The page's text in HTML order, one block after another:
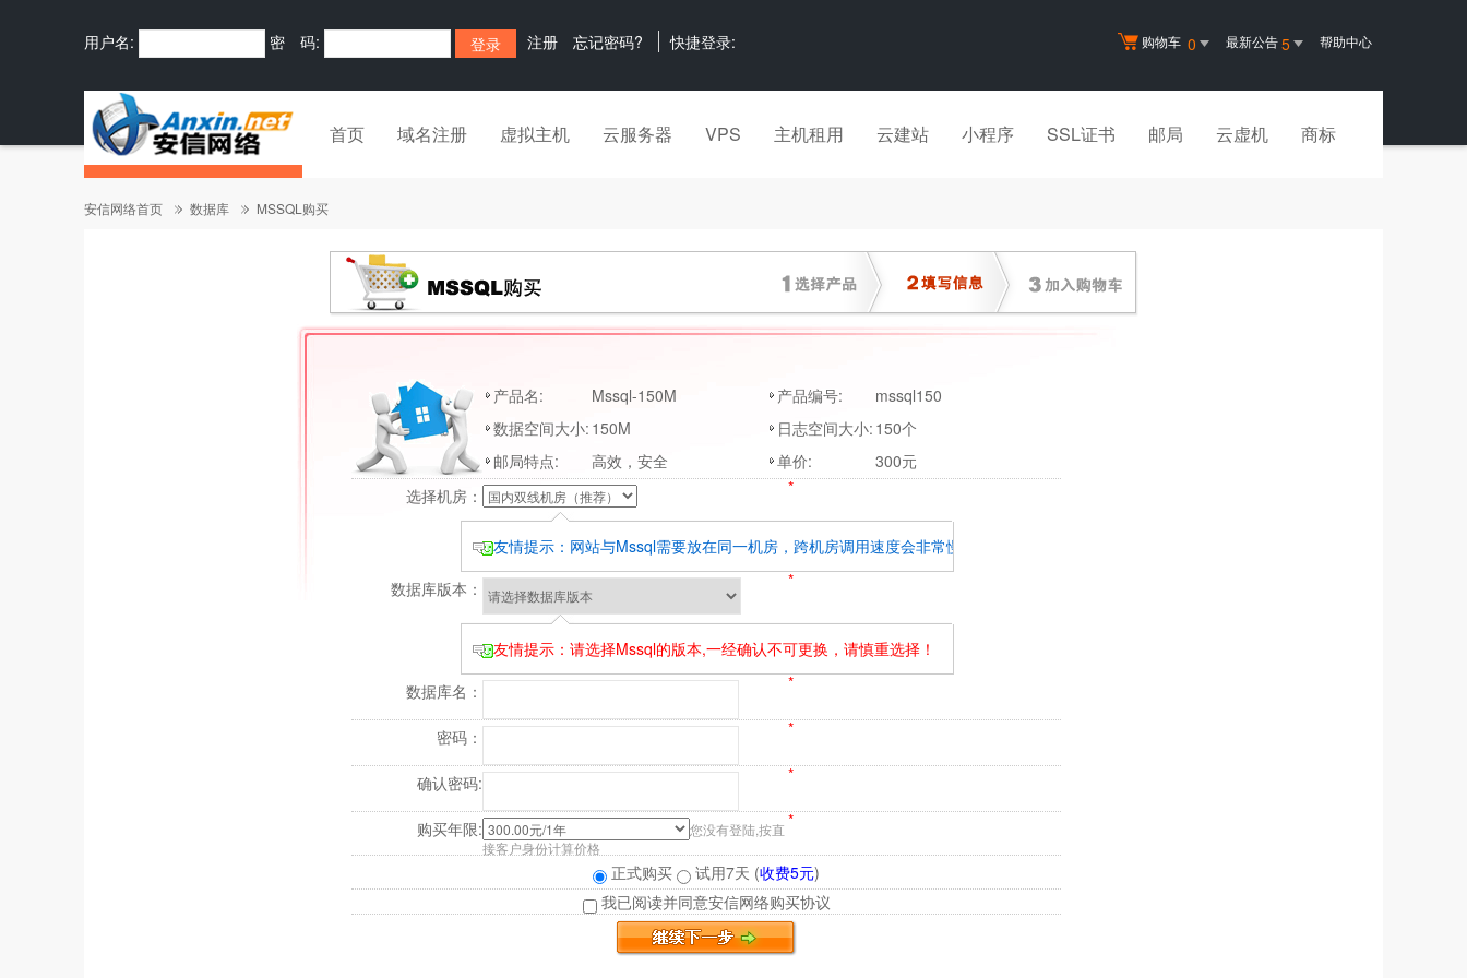
购物车 0 最新公告5 帮助中心
用户名: 密 码: 注册 忘记密码? 快捷登录:
首页 域名注册 虚拟主机 云服务器 VPS 主机租用 云建站 小程序 SSL证书 邮局 云虚机 商标
安信网络首页 数据库 MSSQL购买
产品名: Mssql-150M 产品编号:
mssql150
数据空间大小: 150M 日志空间大小: 150个
邮局特点:
高效，安全 单价:
300元
选择机房：
*
友情提示：网站与Mssql需要放在同一机房，跨机房调用速度会非常慢
数据库版本：
*
友情提示：请选择Mssql的版本,一经确认不可更换，请慎重选择！
数据库名：
*
密码： *
确认密码: *
购买年限:
您没有登陆,按直
接客户身份计算价格
*
正式购买 试用7天 (收费5元)
我已阅读并同意安信网络购买协议